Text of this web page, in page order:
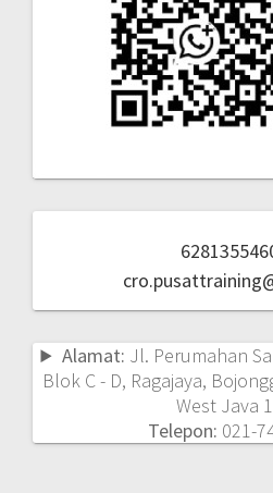
Alamat: Jl. Perumahan
Blok C - D, Ragajaya,
West Java
Telepon: 021-